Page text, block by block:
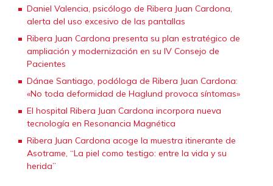
Daniel Valencia, psicólogo de Ribera Juan Cardona,
alerta del uso excesivo de las pantallas
Ribera Juan Cardona presenta su plan estratégico de
ampliación y modernización en su IV Consejo de
Pacientes
Dánae Santiago, podóloga de Ribera Juan Cardona:
«No toda deformidad de Haglund provoca síntomas»
El hospital Ribera Juan Cardona incorpora nueva
tecnología en Resonancia Magnética
Ribera Juan Cardona acoge la muestra itinerante de
Asotrame, “La piel como testigo: entre la vida y su
herida”